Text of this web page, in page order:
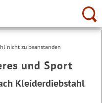
nicht zu beanstanden
und Sport
Kleiderdiebstahl